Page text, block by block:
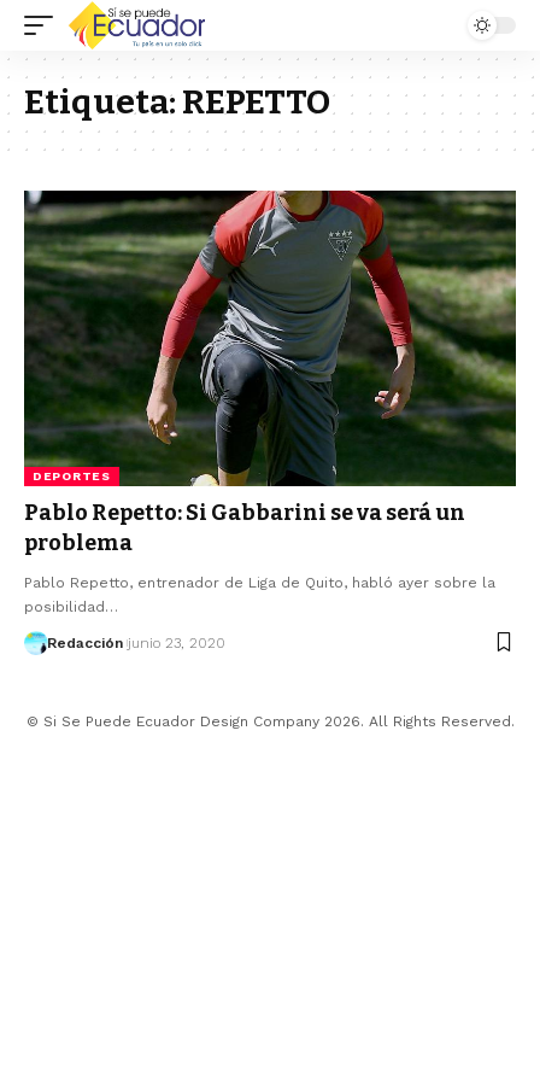
Etiqueta: REPETTO
DEPORTES
Pablo Repetto: Si Gabbarini se va será un
problema
Pablo Repetto, entrenador de Liga de Quito, habló ayer sobre la
posibilidad…
Redacción junio 23, 2020
© Si Se Puede Ecuador Design Company 2026. All Rights Reserved.